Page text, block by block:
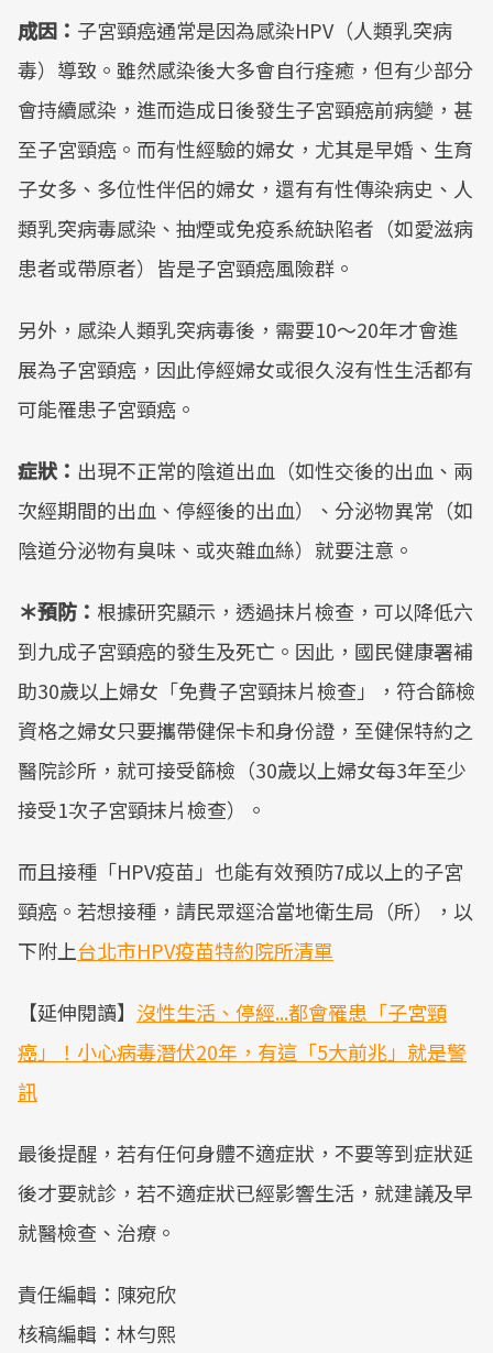
成因： 子宮頸癌通常是因為感染HPV（人類乳突病
毒）導致。雖然感染後大多會自行痊癒，但有少部分
會持續感染，進而造成日後發生子宮頸癌前病變，甚
至子宮頸癌。而有性經驗的婦女，尤其是早婚、生育
子女多、多位性伴侶的婦女，還有有性傳染病史、人
類乳突病毒感染、抽煙或免疫系統缺陷者（如愛滋病
患者或帶原者）皆是子宮頸癌風險群。
另外，感染人類乳突病毒後，需要10～20年才會進
展為子宮頸癌，因此停經婦女或很久沒有性生活都有
可能罹患子宮頸癌。
症狀： 出現不正常的陰道出血（如性交後的出血、兩
次經期間的出血、停經後的出血）、分泌物異常（如
陰道分泌物有臭味、或夾雜血絲）就要注意。
＊預防： 根據研究顯示，透過抹片檢查，可以降低六
到九成子宮頸癌的發生及死亡。因此，國民健康署補
助30歲以上婦女「免費子宮頸抹片檢查」，符合篩檢
資格之婦女只要攜帶健保卡和身份證，至健保特約之
醫院診所，就可接受篩檢（30歲以上婦女每3年至少
接受1次子宮頸抹片檢查）。
而且接種「HPV疫苗」也能有效預防7成以上的子宮
頸癌。若想接種，請民眾逕洽當地衛生局（所），以
下附上台北市HPV疫苗特約院所清單
【延伸閱讀】 沒性生活、停經...都會罹患「子宮頸
癌」！小心病毒潛伏20年，有這「5大前兆」就是警
訊
最後提醒，若有任何身體不適症狀，不要等到症狀延
後才要就診，若不適症狀已經影響生活，就建議及早
就醫檢查、治療。
責任編輯：陳宛欣
核稿編輯：林勻熙